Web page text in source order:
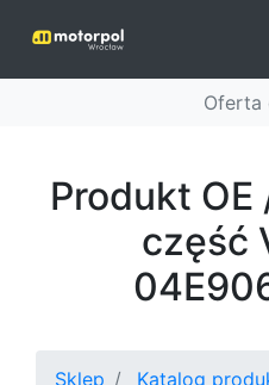
Oferta
Produkt
część
Sklep
Katalog